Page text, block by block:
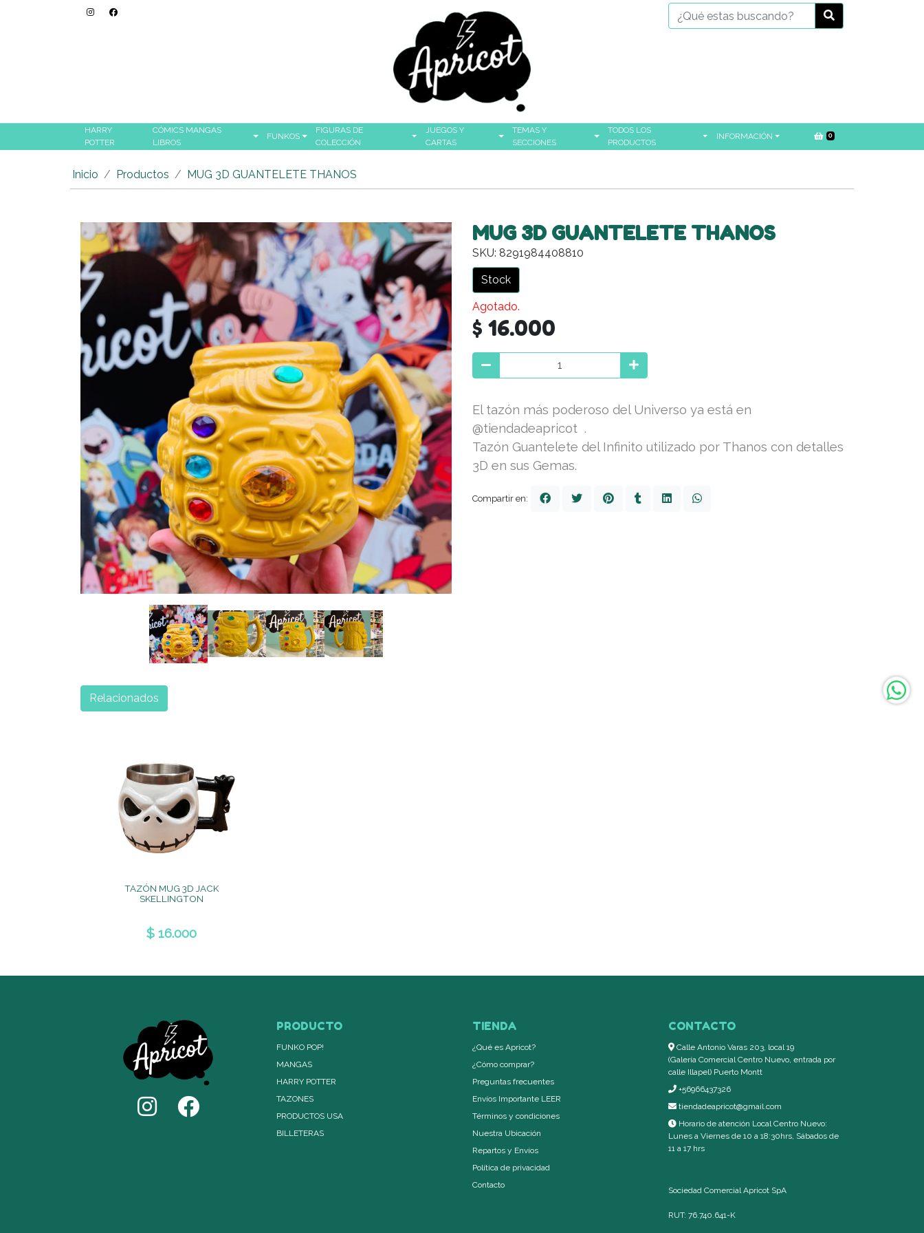
HARRY
POTTER
CÓMICS MANGAS
LIBROS
FUNKOS
FIGURAS DE
COLECCIÓN
JUEGOS Y
CARTAS
TEMAS Y
SECCIONES
TODOS LOS
PRODUCTOS
INFORMACIÓN 0
Inicio Productos MUG 3D GUANTELETE THANOS
MUG 3D GUANTELETE THANOS
SKU: 8291984408810
Stock
Agotado.
$ 16.000
El tazón más poderoso del Universo ya está en
@tiendadeapricot .
Tazón Guantelete del Infinito utilizado por Thanos con detalles
3D en sus Gemas.
Compartir en:
TAZÓN MUG 3D JACK
SKELLINGTON
$ 16.000
Relacionados
PRODUCTO
FUNKO POP!
MANGAS
HARRY POTTER
TAZONES
PRODUCTOS USA
BILLETERAS
TIENDA
¿Qué es Apricot?
¿Cómo comprar?
Preguntas frecuentes
Envíos Importante LEER
Términos y condiciones
Nuestra Ubicación
Repartos y Envíos
Política de privacidad
Contacto
CONTACTO
Calle Antonio Varas 203, local 19
(Galería Comercial Centro Nuevo, entrada por
calle Illapel) Puerto Montt
+56966437326
tiendadeapricot@gmail.com
Horario de atención Local Centro Nuevo:
Lunes a Viernes de 10 a 18:30hrs, Sábados de
11 a 17 hrs
Sociedad Comercial Apricot SpA
RUT: 76.740.641-K